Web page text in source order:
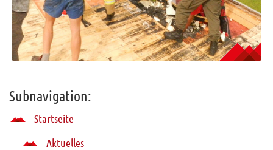
Subnavigation:
Startseite
Aktuelles